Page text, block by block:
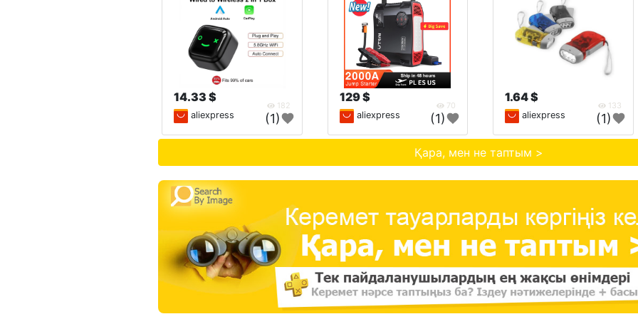
14.33 $
182
aliexpress (1)
129 $
70
aliexpress (1)
1.64 $
133
aliexpress (1)
Қара, мен не таптым >